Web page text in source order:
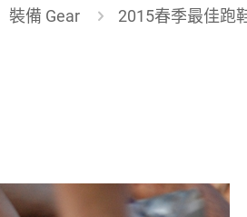
裝備 Gear 2015春季最佳跑